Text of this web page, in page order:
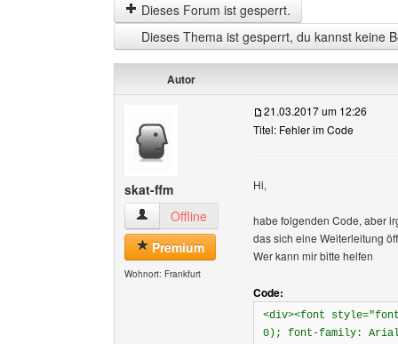
Dieses Forum ist gesperrt.
Dieses Thema ist gesperrt, du kannst keine
Autor
skat-ffm
skat-ffm Benutzer-Profile anzeigen
Offline
Premium
Wohnort: Frankfurt
21.03.2017 um 12:26
Titel: Fehler im Code
Hi,
habe folgenden Code, aber
das sich eine Weiterleitung
Wer kann mir bitte helfen
Code:
<div><font
0); font-family: Arial